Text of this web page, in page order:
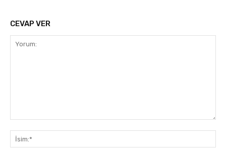
CEVAP VER